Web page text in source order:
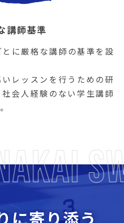
講師基準
に厳格な講師の基準を設
レッスンを行うための研
会人経験のない学生講師